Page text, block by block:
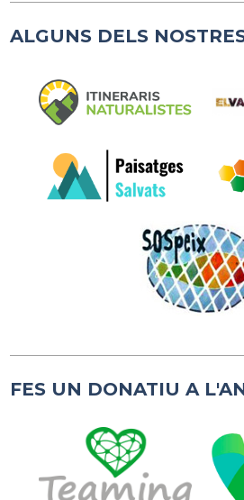
ALGUNS DELS
FES UN DONATIU A